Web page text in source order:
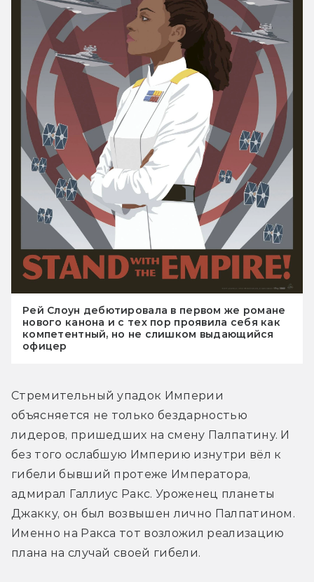
Рей Слоун дебютировала в первом же романе
нового канона и с тех пор проявила себя как
компетентный, но не слишком выдающийся
офицер
Стремительный упадок Империи
объясняется не только бездарностью
лидеров, пришедших на смену Палпатину. И
без того ослабшую Империю изнутри вёл к
гибели бывший протеже Императора,
адмирал Галлиус Ракс. Уроженец планеты
Джакку, он был возвышен лично Палпатином.
Именно на Ракса тот возложил реализацию
плана на случай своей гибели.